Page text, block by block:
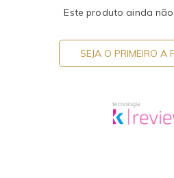
Este produto ainda
SEJA O PRIMEIRO A